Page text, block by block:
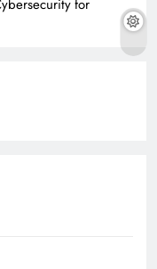
for